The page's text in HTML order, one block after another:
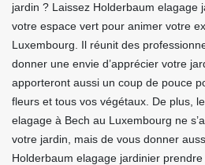
jardin ? Laissez Holderbaum elagage
votre espace vert pour animer votre
Luxembourg. Il réunit des
donner une envie d’apprécier votre
apporteront aussi un coup de pouce
fleurs et tous vos végétaux. De plus,
elagage à Bech au Luxembourg ne
votre jardin, mais de vous donner
Holderbaum elagage jardinier